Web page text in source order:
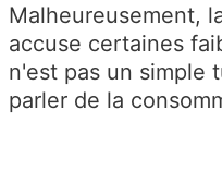
Malheureusement,
accuse certaines
n'est pas un simple
parler de la